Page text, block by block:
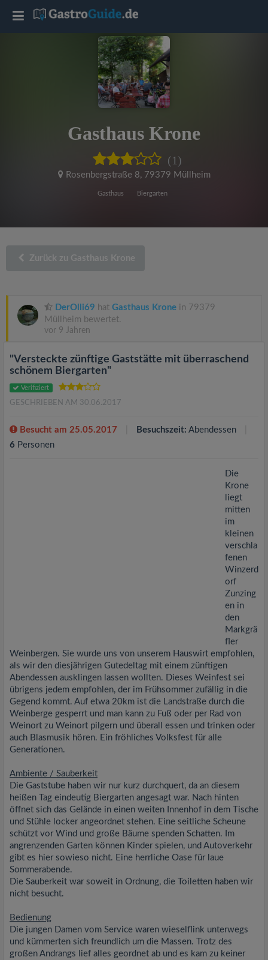
Gasthaus Krone
(1)
Rosenbergstraße 8, 79379 Müllheim
Gasthaus Biergarten
Zurück zu Gasthaus Krone
DerOlli69 hat Gasthaus Krone in 79379
Müllheim bewertet.
vor 9 Jahren
"Versteckte zünftige Gaststätte mit überraschend
schönem Biergarten"
Verifiziert
GESCHRIEBEN AM 30.06.2017
Besucht am 25.05.2017 Besuchszeit: Abendessen
6 Personen
Die
Krone
liegt
mitten
im
kleinen
verschla
fenen
Winzerd
orf
Zunzing
en in
den
Markgrä
fler
Weinbergen. Sie wurde uns von unserem Hauswirt empfohlen,
als wir den diesjährigen Gutedeltag mit einem zünftigen
Abendessen ausklingen lassen wollten. Dieses Weinfest sei
übrigens jedem empfohlen, der im Frühsommer zufällig in die
Gegend kommt. Auf etwa 20km ist die Landstraße durch die
Weinberge gesperrt und man kann zu Fuß oder per Rad von
Weinort zu Weinort pilgern und überall essen und trinken oder
auch Blasmusik hören. Ein fröhliches Volksfest für alle
Generationen.
Ambiente / Sauberkeit
Die Gaststube haben wir nur kurz durchquert, da an diesem
heißen Tag eindeutig Biergarten angesagt war. Nach hinten
öffnet sich das Gelände in einen weiten Innenhof in dem Tische
und Stühle locker angeordnet stehen. Eine seitliche Scheune
schützt vor Wind und große Bäume spenden Schatten. Im
angrenzenden Garten können Kinder spielen, und Autoverkehr
gibt es hier sowieso nicht. Eine herrliche Oase für laue
Sommerabende.
Die Sauberkeit war soweit in Ordnung, die Toiletten haben wir
nicht besucht.
Bedienung
Die jungen Damen vom Service waren wieselflink unterwegs
und kümmerten sich freundlich um die Massen. Trotz des
großen Andrangs lief alles geordnet ab und es kam zu keiner
T
a
i